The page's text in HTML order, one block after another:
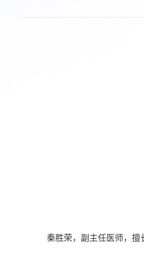
秦胜荣，副主任医师，擅